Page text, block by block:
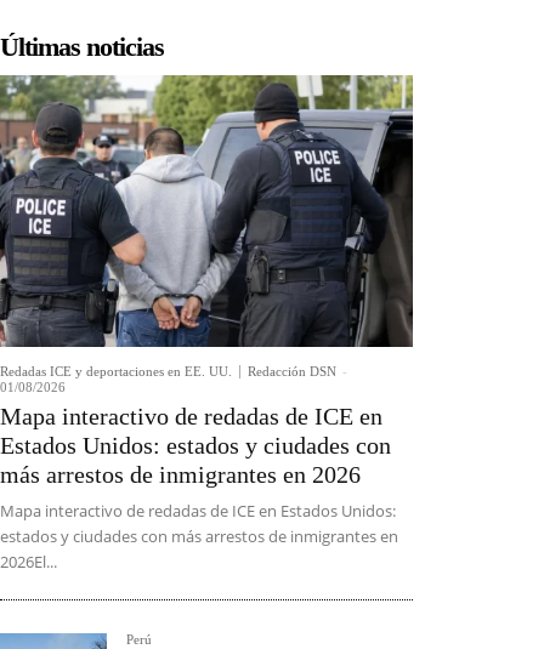
Últimas noticias
Redadas ICE y deportaciones en EE. UU. Redacción DSN -
01/08/2026
Mapa interactivo de redadas de ICE en
Estados Unidos: estados y ciudades con
más arrestos de inmigrantes en 2026
Mapa interactivo de redadas de ICE en Estados Unidos:
estados y ciudades con más arrestos de inmigrantes en
2026El...
Perú